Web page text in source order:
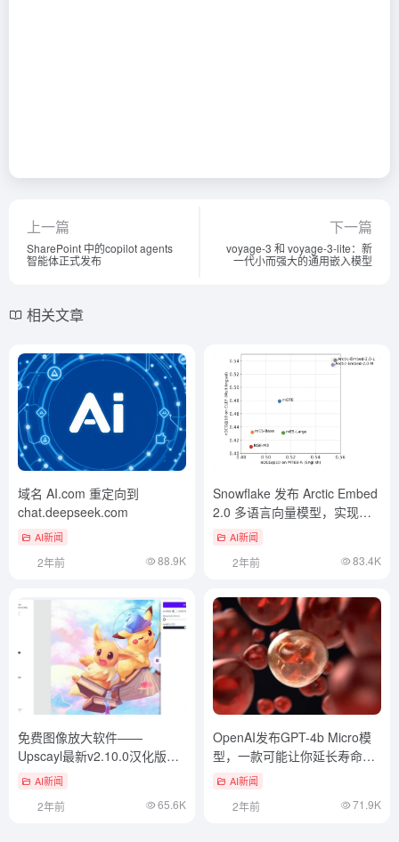
上一篇
SharePoint 中的copilot agents
智能体正式发布
下一篇
voyage-3 和 voyage-3-lite：新
一代小而强大的通用嵌入模型
相关文章
域名 AI.com 重定向到
chat.deepseek.com
AI新闻
2年前 88.9K
Snowflake 发布 Arctic Embed
2.0 多语言向量模型，实现高
质量中文检索
AI新闻
2年前 83.4K
免费图像放大软件——
Upscayl最新v2.10.0汉化版推
荐 AI新闻
2年前 65.6K
OpenAI发布GPT-4b Micro模
型，一款可能让你延长寿命的
模型！
AI新闻
2年前 71.9K